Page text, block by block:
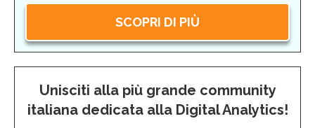
SCOPRI DI PIÙ
Unisciti alla più grande community
italiana dedicata alla Digital Analytics!